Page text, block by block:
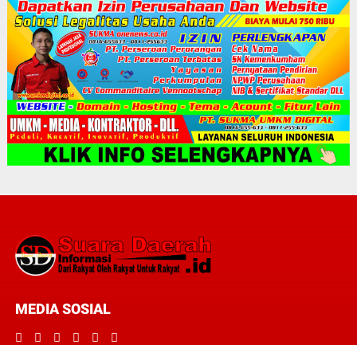
MEDIA SOSIAL